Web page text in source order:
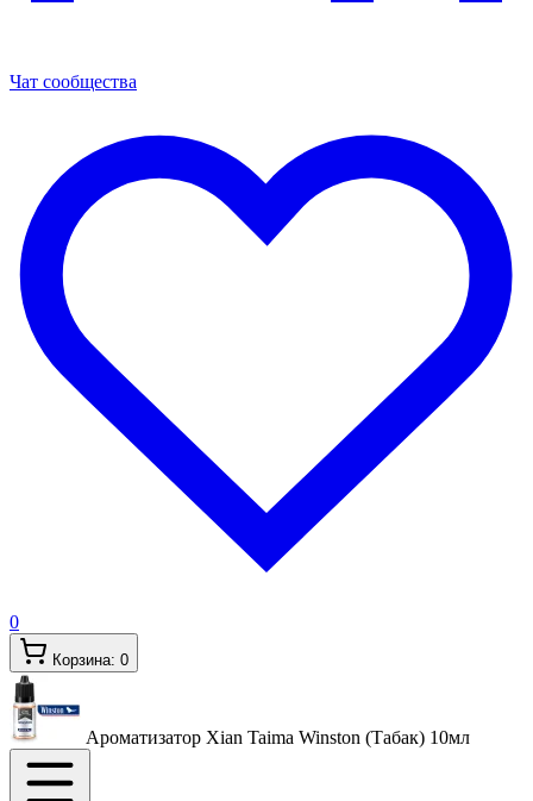
Чат сообщества
0
Корзина: 0
Ароматизатор Xian Taima Winston (Табак) 10мл